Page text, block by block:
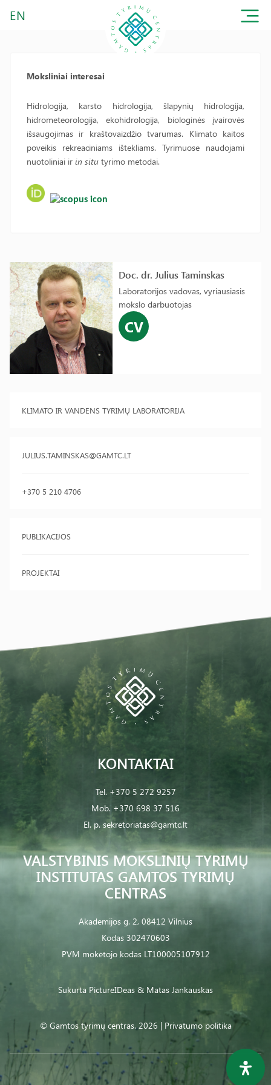
EN
Doc. dr. Julius Taminskas
Laboratorijos vadovas, vyriausiasis
mokslo darbuotojas
CV
KLIMATO IR VANDENS TYRIMŲ LABORATORIJA
JULIUS.TAMINSKAS@GAMTC.LT
+370 5 210 4706
PUBLIKACIJOS
PROJEKTAI
Moksliniai interesai
Hidrologija, karsto hidrologija, šlapynių hidrologija,
hidrometeorologija, ekohidrologija, biologinės įvairovės
išsaugojimas ir kraštovaizdžio tvarumas. Klimato kaitos
poveikis rekreaciniams ištekliams. Tyrimuose naudojami
nuotoliniai ir in situ tyrimo metodai.
VALSTYBINIS MOKSLINIŲ TYRIMŲ
INSTITUTAS GAMTOS TYRIMŲ
CENTRAS
Akademijos g. 2, 08412 Vilnius
Kodas 302470603
PVM mokėtojo kodas LT100005107912
KONTAKTAI
Tel. +370 5 272 9257
Mob. +370 698 37 516
El. p. sekretoriatas@gamtc.lt
© Gamtos tyrimų centras. 2026 | Privatumo politika
Sukurta PictureIDeas & Matas Jankauskas